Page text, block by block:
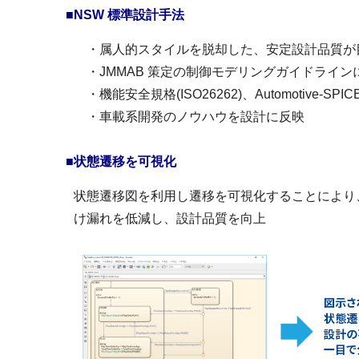
■NSW 標準設計手法
・属人的スタイルを脱却した、安定設計品質が
・JMMAB 策定の制御モデリングガイドライン
・機能安全規格(ISO26262)、Automotive-
・車載系開発のノウハウを設計に反映
■状態遷移を可視化
状態遷移図を利用し遷移を可視化することによ
け漏れを低減し、設計品質を向上